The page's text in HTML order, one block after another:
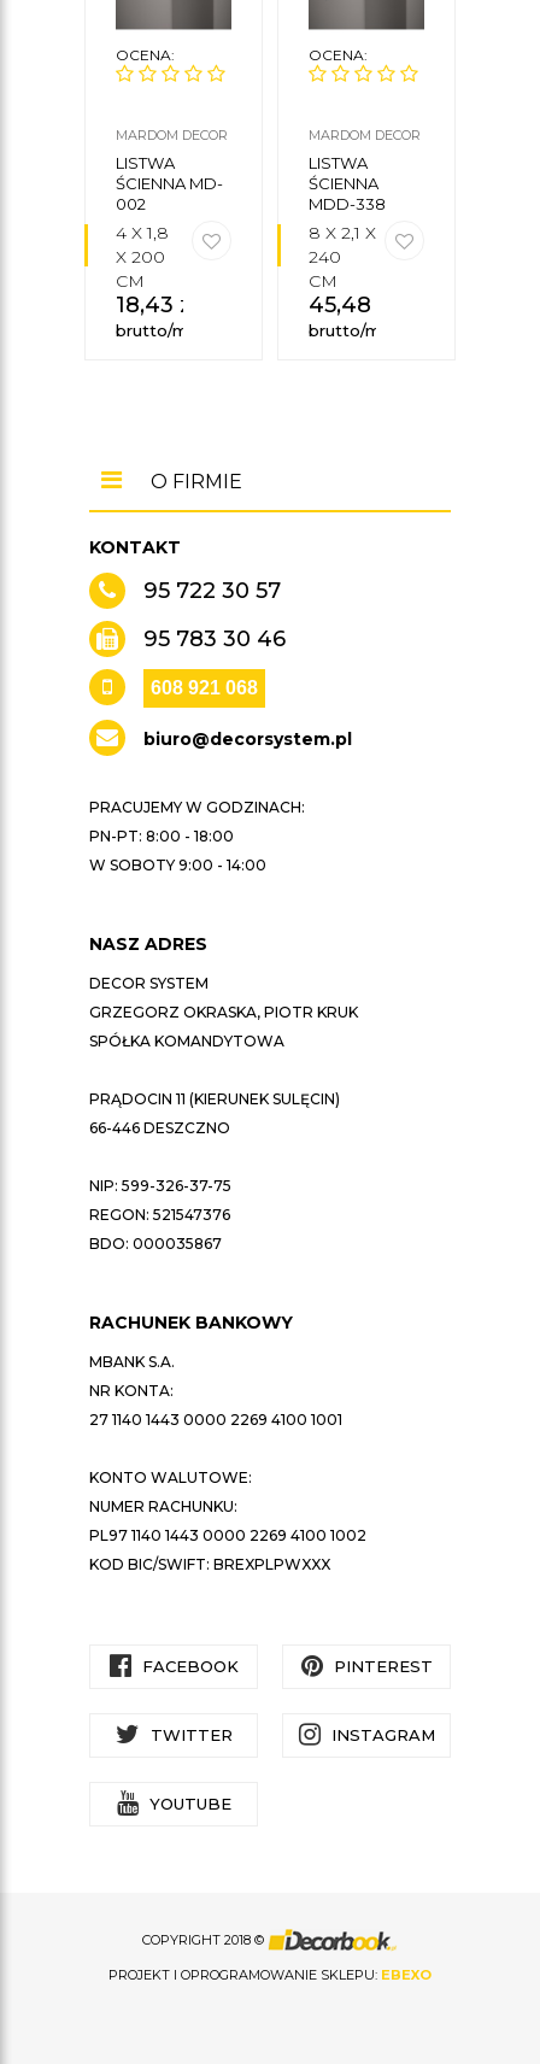
OCENA:
MARDOM DECOR
LISTWA
ŚCIENNA MD-
002
4 X 1,8
X 200
CM
18,43 zł
brutto/mb
OCENA:
MARDOM DECOR
LISTWA
ŚCIENNA
MDD-338
8 X 2,1 X
240
CM
45,48
brutto/mb
KONTAKT
95 722 30 57
95 783 30 46
608 921 068
biuro@decorsystem.pl
PRACUJEMY W GODZINACH:
PN-PT: 8:00 - 18:00
W SOBOTY 9:00 - 14:00
NASZ ADRES
DECOR SYSTEM
GRZEGORZ OKRASKA, PIOTR KRUK
SPÓŁKA KOMANDYTOWA
PRĄDOCIN 11 (KIERUNEK SULĘCIN)
66-446 DESZCZNO
NIP: 599-326-37-75
REGON: 521547376
BDO: 000035867
O FIRMIE
RACHUNEK BANKOWY
MBANK S.A.
NR KONTA:
27 1140 1443 0000 2269 4100 1001
KONTO WALUTOWE:
NUMER RACHUNKU:
PL97 1140 1443 0000 2269 4100 1002
KOD BIC/SWIFT: BREXPLPWXXX
FACEBOOK PINTEREST
TWITTER INSTAGRAM
YOUTUBE
COPYRIGHT 2018 ©
PROJEKT I OPROGRAMOWANIE SKLEPU: EBEXO